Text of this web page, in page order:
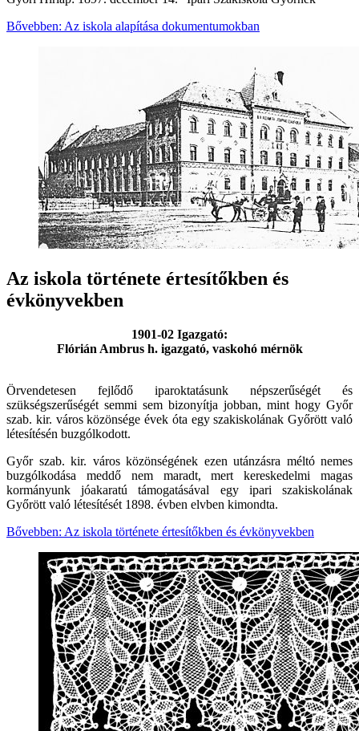
Bővebben: Az iskola alapítása dokumentumokban
Az iskola története értesítőkben és
évkönyvekben
1901-02 Igazgató:
Flórián Ambrus h. igazgató, vaskohó mérnök
Örvendetesen fejlődő iparoktatásunk népszerűségét és
szükségszerűségét semmi sem bizonyítja jobban, mint hogy Győr
szab. kir. város közönsége évek óta egy szakiskolának Győrött való
létesítésén buzgólkodott.
Győr szab. kir. város közönségének ezen utánzásra méltó nemes
buzgólkodása meddő nem maradt, mert kereskedelmi magas
kormányunk jóakaratú támogatásával egy ipari szakiskolának
Győrött való létesítését 1898. évben elvben kimondta.
Bővebben: Az iskola története értesítőkben és évkönyvekben